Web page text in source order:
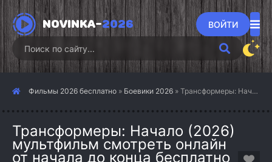
NOVINKA-2026 ВОЙТИ
Фильмы 2026 бесплатно » Боевики 2026 » Трансформеры: Начало (2026)
Трансформеры: Начало (2026)
мультфильм смотреть онлайн
от начала до конца бесплатно